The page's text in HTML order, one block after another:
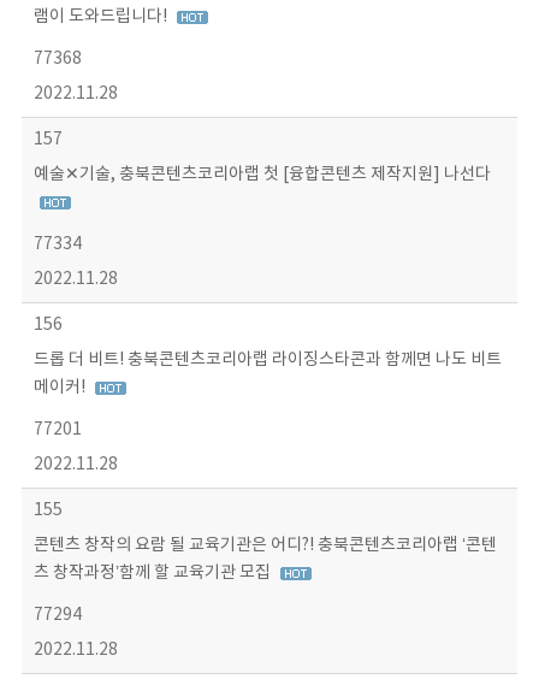
램이 도와드립니다!
77368
2022.11.28
157
예술✕기술, 충북콘텐츠코리아랩 첫 [융합콘텐츠 제작지원] 나선다
77334
2022.11.28
156
드롭 더 비트! 충북콘텐츠코리아랩 라이징스타콘과 함께면 나도 비트
메이커!
77201
2022.11.28
155
콘텐츠 창작의 요람 될 교육기관은 어디?! 충북콘텐츠코리아랩 ‘콘텐
츠 창작과정’함께 할 교육기관 모집
77294
2022.11.28